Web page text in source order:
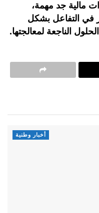
مالية جد مهمة،
في التفاعل بشكل
الناجعة لمعالجتها.
أخبار وطنية